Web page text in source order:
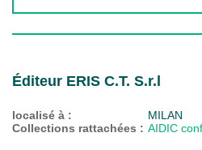
Éditeur ERIS C.T. S.r.l
localisé à :
MILAN
Collections rattachées : AIDIC